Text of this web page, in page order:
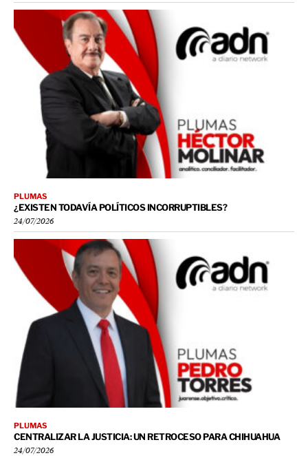
PLUMAS
¿EXISTEN TODAVÍA POLÍTICOS INCORRUPTIBLES?
24/07/2026
PLUMAS
CENTRALIZAR LA JUSTICIA: UN RETROCESO PARA CHIHUAHUA
24/07/2026